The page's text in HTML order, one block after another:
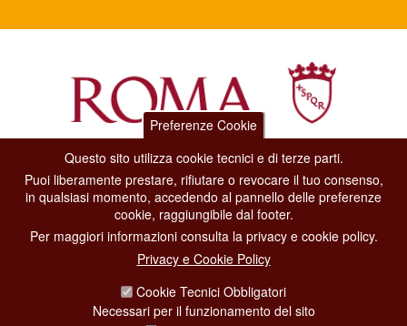
Dipartimento Grandi Eventi, Sport, Turismo e Moda.
Via di San Basilio, 51
00187 Roma
CONTACT CENTER TEL. 06 06 08
CONTATTA LA REDAZIONE
Preferenze Cookie
Questo sito utilizza cookie tecnici e di terze parti.
Puoi liberamente prestare, rifiutare o revocare il tuo consenso,
in qualsiasi momento, accedendo al pannello delle preferenze
cookie, raggiungibile dal footer.
Per maggiori informazioni consulta la privacy e cookie policy.
Privacy e Cookie Policy
Cookie Tecnici Obbligatori
Necessari per il funzionamento del sito